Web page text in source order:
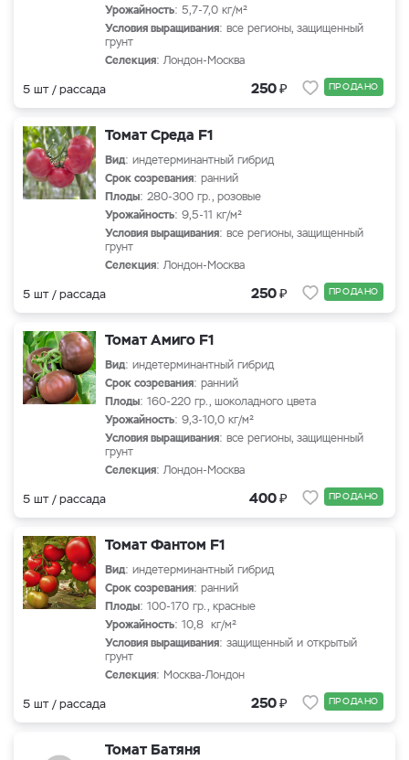
Урожайность: 5,7-7,0 кг/м²
Условия выращивания: все регионы, защищенный
грунт
Селекция: Лондон-Москва
5 шт / рассада 250₽ ПРОДАНО
Томат Среда F1
Вид: индетерминантный гибрид
Срок созревания: ранний
Плоды: 280-300 гр., розовые
Урожайность: 9,5-11 кг/м²
Условия выращивания: все регионы, защищенный
грунт
Селекция: Лондон-Москва
5 шт / рассада 250₽ ПРОДАНО
Томат Амиго F1
Вид: индетерминантный гибрид
Срок созревания: ранний
Плоды: 160-220 гр., шоколадного цвета
Урожайность: 9,3-10,0 кг/м²
Условия выращивания: все регионы, защищенный
грунт
Селекция: Лондон-Москва
5 шт / рассада 400₽ ПРОДАНО
Томат Фантом F1
Вид: индетерминантный гибрид
Срок созревания: ранний
Плоды: 100-170 гр., красные
Урожайность: 10,8 кг/м²
Условия выращивания: защищенный и открытый
грунт
Селекция: Москва-Лондон
5 шт / рассада 250₽ ПРОДАНО
Томат Батяня